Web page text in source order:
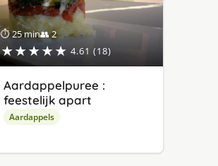
⏱ 25 min👥 2
★★★★★ 4.61 (18)
Aardappelpuree :
feestelijk apart
Aardappels